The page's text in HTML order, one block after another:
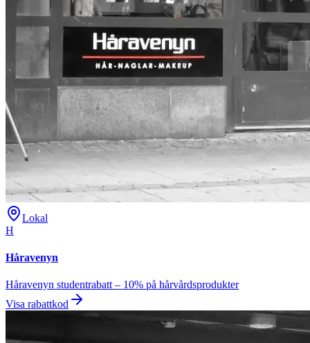
Lokal
H
Håravenyn
Håravenyn studentrabatt – 10% på hårvårdsprodukter
Visa rabattkod